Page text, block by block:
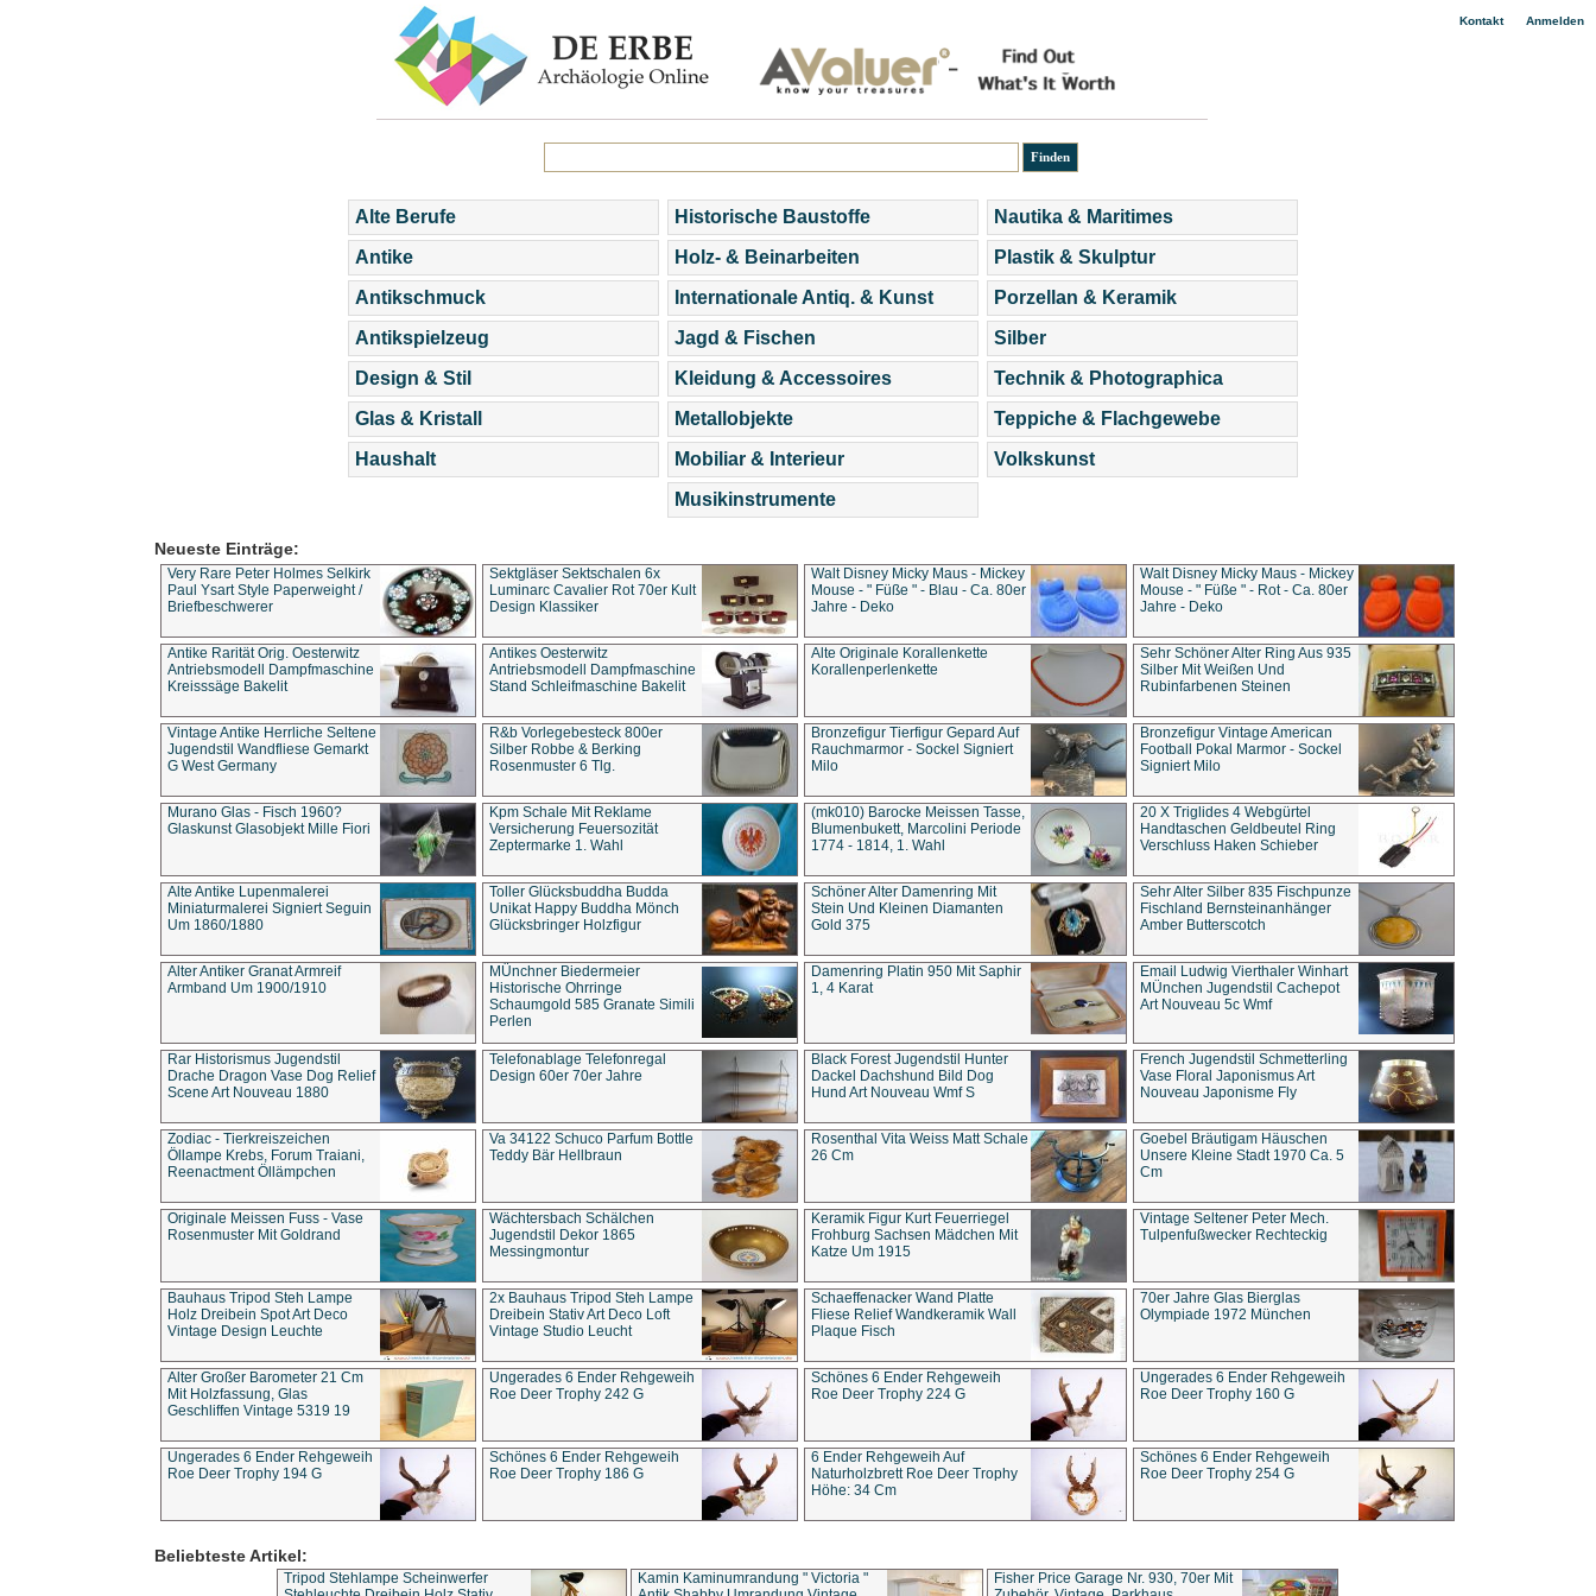
Kontakt| Anmelden
Alte Berufe
Antike
Antikschmuck
Antikspielzeug
Design & Stil
Glas & Kristall
Haushalt
Historische Baustoffe
Holz- & Beinarbeiten
Internationale Antiq. & Kunst
Jagd & Fischen
Kleidung & Accessoires
Metallobjekte
Mobiliar & Interieur
Musikinstrumente
Nautika & Maritimes
Plastik & Skulptur
Porzellan & Keramik
Silber
Technik & Photographica
Teppiche & Flachgewebe
Volkskunst
Neueste Einträge:
Very Rare Peter Holmes Selkirk
Paul Ysart Style Paperweight /
Briefbeschwerer
Sektgläser Sektschalen 6x
Luminarc Cavalier Rot 70er Kult
Design Klassiker
Walt Disney Micky Maus - Mickey
Mouse - " Füße " - Blau - Ca. 80er
Jahre - Deko
Walt Disney Micky Maus - Mickey
Mouse - " Füße " - Rot - Ca. 80er
Jahre - Deko
Antike Rarität Orig. Oesterwitz
Antriebsmodell Dampfmaschine
Kreisssäge Bakelit
Antikes Oesterwitz
Antriebsmodell Dampfmaschine
Stand Schleifmaschine Bakelit
Alte Originale Korallenkette
Korallenperlenkette
Sehr Schöner Alter Ring Aus 935
Silber Mit Weißen Und
Rubinfarbenen Steinen
Vintage Antike Herrliche Seltene
Jugendstil Wandfliese Gemarkt
G West Germany
R&b Vorlegebesteck 800er
Silber Robbe & Berking
Rosenmuster 6 Tlg.
Bronzefigur Tierfigur Gepard Auf
Rauchmarmor - Sockel Signiert
Milo
Bronzefigur Vintage American
Football Pokal Marmor - Sockel
Signiert Milo
Murano Glas - Fisch 1960?
Glaskunst Glasobjekt Mille Fiori
Kpm Schale Mit Reklame
Versicherung Feuersozität
Zeptermarke 1. Wahl
(mk010) Barocke Meissen Tasse,
Blumenbukett, Marcolini Periode
1774 - 1814, 1. Wahl
20 X Triglides 4 Webgürtel
Handtaschen Geldbeutel Ring
Verschluss Haken Schieber
Alte Antike Lupenmalerei
Miniaturmalerei Signiert Seguin
Um 1860/1880
Toller Glücksbuddha Budda
Unikat Happy Buddha Mönch
Glücksbringer Holzfigur
Schöner Alter Damenring Mit
Stein Und Kleinen Diamanten
Gold 375
Sehr Alter Silber 835 Fischpunze
Fischland Bernsteinanhänger
Amber Butterscotch
Alter Antiker Granat Armreif
Armband Um 1900/1910
MÜnchner Biedermeier
Historische Ohrringe
Schaumgold 585 Granate Simili
Perlen
Damenring Platin 950 Mit Saphir
1, 4 Karat
Email Ludwig Vierthaler Winhart
MÜnchen Jugendstil Cachepot
Art Nouveau 5c Wmf
Rar Historismus Jugendstil
Drache Dragon Vase Dog Relief
Scene Art Nouveau 1880
Telefonablage Telefonregal
Design 60er 70er Jahre
Black Forest Jugendstil Hunter
Dackel Dachshund Bild Dog
Hund Art Nouveau Wmf S
French Jugendstil Schmetterling
Vase Floral Japonismus Art
Nouveau Japonisme Fly
Zodiac - Tierkreiszeichen
Öllampe Krebs, Forum Traiani,
Reenactment Öllämpchen
Va 34122 Schuco Parfum Bottle
Teddy Bär Hellbraun
Rosenthal Vita Weiss Matt Schale
26 Cm
Goebel Bräutigam Häuschen
Unsere Kleine Stadt 1970 Ca. 5
Cm
Originale Meissen Fuss - Vase
Rosenmuster Mit Goldrand
Wächtersbach Schälchen
Jugendstil Dekor 1865
Messingmontur
Keramik Figur Kurt Feuerriegel
Frohburg Sachsen Mädchen Mit
Katze Um 1915
Vintage Seltener Peter Mech.
Tulpenfußwecker Rechteckig
Bauhaus Tripod Steh Lampe
Holz Dreibein Spot Art Deco
Vintage Design Leuchte
2x Bauhaus Tripod Steh Lampe
Dreibein Stativ Art Deco Loft
Vintage Studio Leucht
Schaeffenacker Wand Platte
Fliese Relief Wandkeramik Wall
Plaque Fisch
70er Jahre Glas Bierglas
Olympiade 1972 München
Alter Großer Barometer 21 Cm
Mit Holzfassung, Glas
Geschliffen Vintage 5319 19
Ungerades 6 Ender Rehgeweih
Roe Deer Trophy 242 G
Schönes 6 Ender Rehgeweih
Roe Deer Trophy 224 G
Ungerades 6 Ender Rehgeweih
Roe Deer Trophy 160 G
Ungerades 6 Ender Rehgeweih
Roe Deer Trophy 194 G
Schönes 6 Ender Rehgeweih
Roe Deer Trophy 186 G
6 Ender Rehgeweih Auf
Naturholzbrett Roe Deer Trophy
Höhe: 34 Cm
Schönes 6 Ender Rehgeweih
Roe Deer Trophy 254 G
Beliebteste Artikel:
Tripod Stehlampe Scheinwerfer
Kamin Kaminumrandung " Victoria "
Fisher Price Garage Nr. 930, 70er Mit